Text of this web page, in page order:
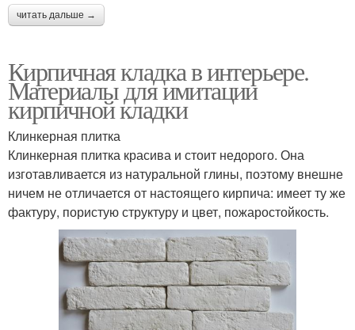
читать дальше →
Кирпичная кладка в интерьере.
Материалы для имитации
кирпичной кладки
Клинкерная плитка
Клинкерная плитка красива и стоит недорого. Она
изготавливается из натуральной глины, поэтому внешне
ничем не отличается от настоящего кирпича: имеет ту же
фактуру, пористую структуру и цвет, пожаростойкость.